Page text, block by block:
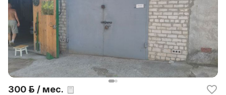
300 р. / мес.